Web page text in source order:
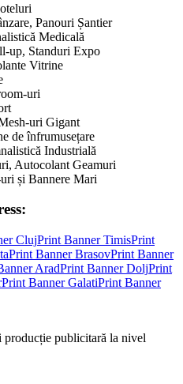
Panouri Șantier
Medicală
up, Standuri Expo
Vitrine
uri
uri Gigant
de înfrumusețare
Industrială
Autocolant Geamuri
și Bannere Mari
ClujPrint BannerTimisPrint
Print BannerBrasovPrint Banner
AradPrint BannerDoljPrint
Print BannerGalatiPrint Banner
publicitară la nivel